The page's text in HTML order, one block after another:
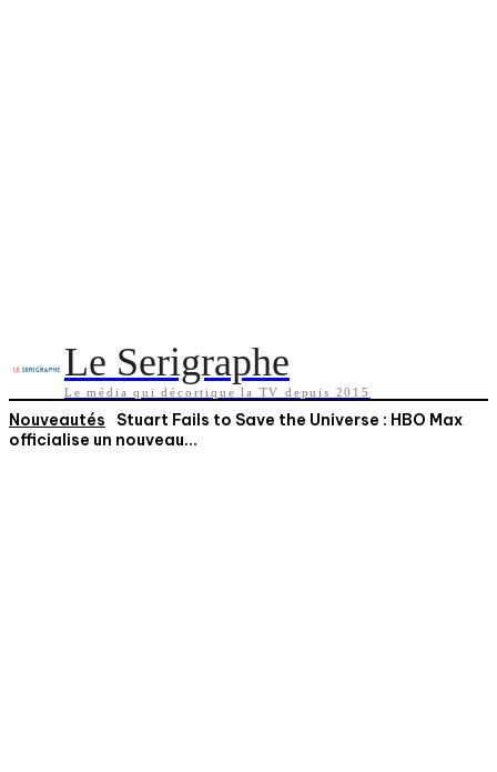
Le Serigraphe
Le média qui décortique la TV depuis 2015
Nouveautés
Stuart Fails to Save the Universe : HBO Max
officialise un nouveau...